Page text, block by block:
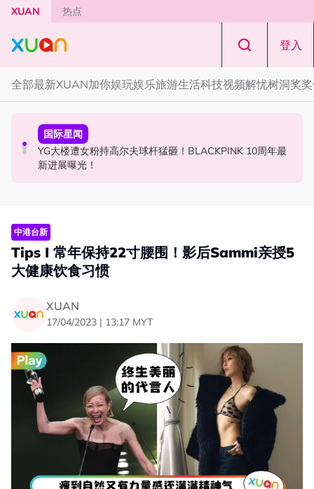
Skip to main content
XUAN 热点
登入
全部最新XUAN加你娱玩娱乐旅游生活科技视频解忧树洞奖
中港台新
Jaclyn Victor现身《歌手2026》现场！遭粉丝野生捕获要
求合照！
节庆
知多点 | 2026 农历七月鬼门开！10 大禁忌宁可信其有 少
穿全黑、全白
国际星闻
YG大楼遭女粉持高尔夫球杆猛砸！BLACKPINK 10周年最
新进展曝光！
中港台新
Tips I 常年保持22寸腰围！影后Sammi亲授5
大健康饮食习惯
XUAN
17/04/2023 | 13:17 MYT